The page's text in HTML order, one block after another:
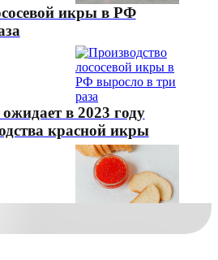
икры в РФ
в 2023 году
красной икры